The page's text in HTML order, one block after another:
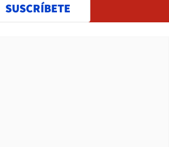
SUSCRÍBETE